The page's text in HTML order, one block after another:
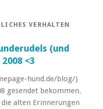
VERHALTEN
(und
<3
hund.de/blog/)
gesendet bekommen.
alten Erinnerungen